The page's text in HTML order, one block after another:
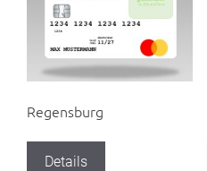
Regensburg
Details